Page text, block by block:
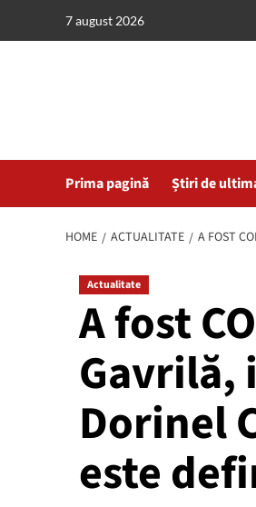
7 august 2026
Prima pagină Știri de
HOME ACTUALITATE A FOST
Actualitate
A fost
Gavrilă,
Dorinel
este